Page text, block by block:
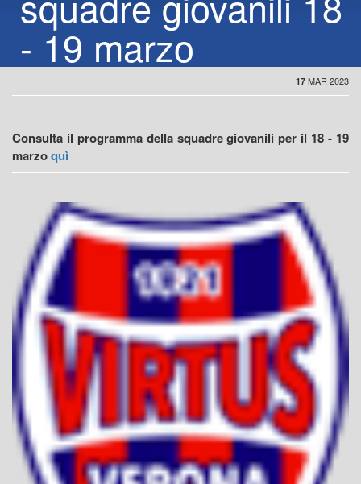
- 19 marzo
17 MAR 2023
Consulta il programma della squadre giovanili per il 18 - 19
marzoquì